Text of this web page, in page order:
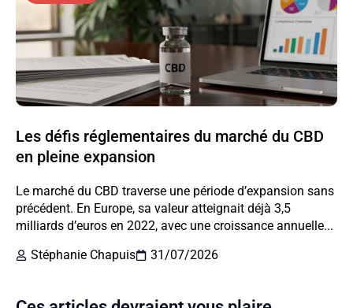
Les défis réglementaires du marché du CBD
en pleine expansion
Le marché du CBD traverse une période d’expansion sans
précédent. En Europe, sa valeur atteignait déjà 3,5
milliards d’euros en 2022, avec une croissance annuelle...
Stéphanie Chapuis
31/07/2026